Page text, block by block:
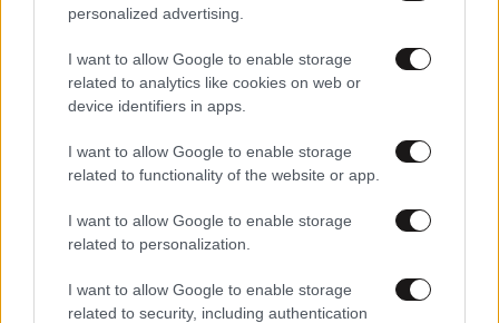
personalized advertising.
I want to allow Google to enable storage
related to analytics like cookies on web or
device identifiers in apps.
I want to allow Google to enable storage
related to functionality of the website or app.
I want to allow Google to enable storage
related to personalization.
I want to allow Google to enable storage
related to security, including authentication